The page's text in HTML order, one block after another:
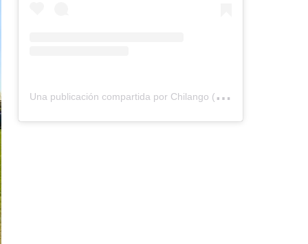
U
na publicación compartida por Chilango (@chilangocom)